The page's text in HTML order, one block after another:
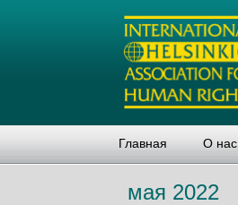
Главная О нас
мая 2022